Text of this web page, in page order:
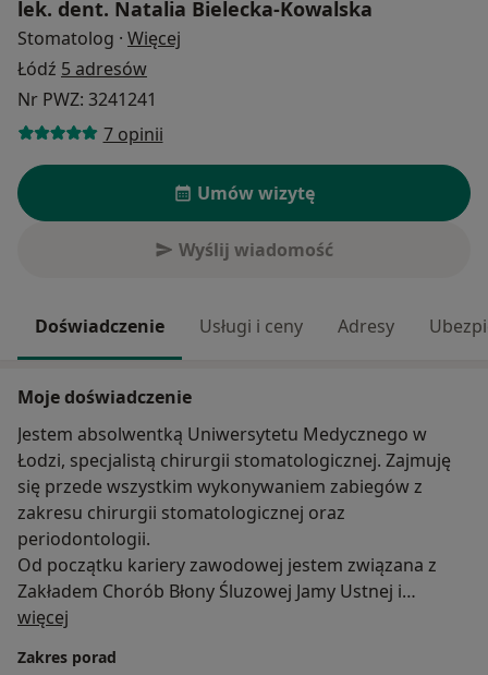
lek. dent. Natalia Bielecka-Kowalska
Stomatolog · Więcej
Łódź 5 adresów
Nr PWZ: 3241241
7 opinii
Umów wizytę
Wyślij wiadomość
Doświadczenie Usługi i ceny Adresy
Moje doświadczenie
Jestem absolwentką Uniwersytetu Medycznego w
Łodzi, specjalistą chirurgii stomatologicznej. Zajmuję
się przede wszystkim wykonywaniem zabiegów z
zakresu chirurgii stomatologicznej oraz
periodontologii.
Od początku kariery zawodowej jestem związana z
Zakładem Chorób Błony Śluzowej Jamy Ustnej i
Przyzębia, gdzie prowadzę zajęcia ze studentami
Studenckim Kołem Naukowym. Moją pasją jest praca
więcej
Zakres porad